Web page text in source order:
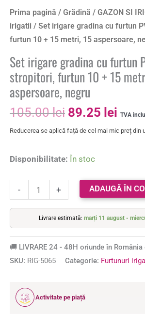
Prima pagină / Grădină / GAZON SI
irigatii / Set irigare gradina cu furtun
furtun 10 + 15 metri, 15 aspersoare,
Set irigare gradina cu furtun
stropitori, furtun 10 + 15
aspersoare, negru
105.00lei 89.25 lei TVA
Reducerea se aplică față de cel mai mic preț din
Disponibilitate: În stoc
- + ADAUGĂ ÎN
Livrare estimată: marți 11 august -
🚚 LIVRARE 24 - 48H oriunde în
SKU: RIG-5065 Categorie: Furtunuri
12
ANI
Activitate pe piață